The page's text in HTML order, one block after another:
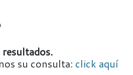
su consulta: click aquí